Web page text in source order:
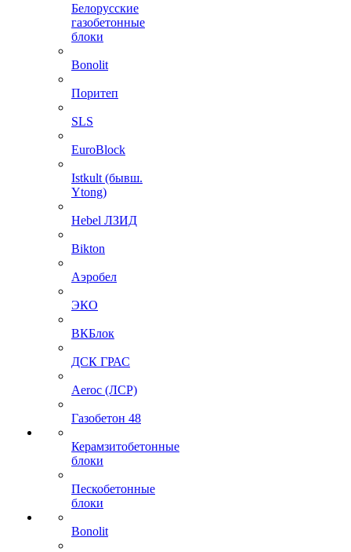
Белорусские
газобетонные
блоки
Bonolit
Поритеп
SLS
EuroBlock
Istkult (бывш.
Ytong)
Hebel ЛЗИД
Bikton
Аэробел
ЭКО
ВКБлок
ДСК ГРАС
Aeroc (ЛСР)
Газобетон 48
Керамзитобетонные
блоки
Пескобетонные
блоки
Bonolit